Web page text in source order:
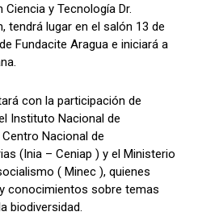
y Tecnología Dr.
tendrá lugar en el salón 13 de
Fundacite Aragua e iniciará a
con la participación de
Instituto Nacional de
Nacional de
(Inia – Ceniap ) y el Ministerio
( Minec ), quienes
conocimientos sobre temas
biodiversidad.